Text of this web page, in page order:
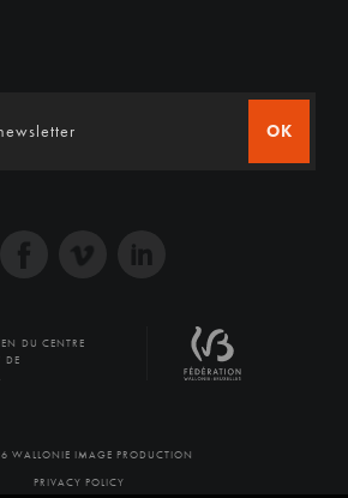
OK
DU CENTRE
DE
WALLONIE IMAGE PRODUCTION
PRIVACY POLICY